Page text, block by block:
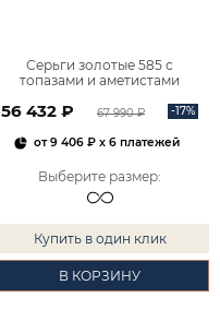
Серьги золотые 585 с
топазами и аметистами
56 432 ₽ 67 990 ₽ -17%
от9 406 ₽x 6 платежей
Выберите размер:
Купить в один клик
В КОРЗИНУ